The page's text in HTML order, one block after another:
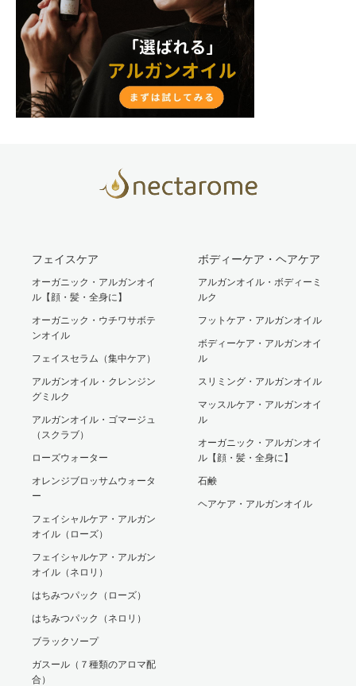
フェイスケア
オーガニック・アルガンオイ
ル【顔・髪・全身に】
オーガニック・ウチワサボテ
ンオイル
フェイスセラム（集中ケア）
アルガンオイル・クレンジン
グミルク
アルガンオイル・ゴマージュ
（スクラブ）
ローズウォーター
オレンジブロッサムウォータ
ー
フェイシャルケア・アルガン
オイル（ローズ）
フェイシャルケア・アルガン
オイル（ネロリ）
はちみつパック（ローズ）
はちみつパック（ネロリ）
ブラックソープ
ガスール（７種類のアロマ配
合）
ボディーケア・ヘアケア
アルガンオイル・ボディーミ
ルク
フットケア・アルガンオイル
ボディーケア・アルガンオイ
ル
スリミング・アルガンオイル
マッスルケア・アルガンオイ
ル
オーガニック・アルガンオイ
ル【顔・髪・全身に】
石鹸
ヘアケア・アルガンオイル